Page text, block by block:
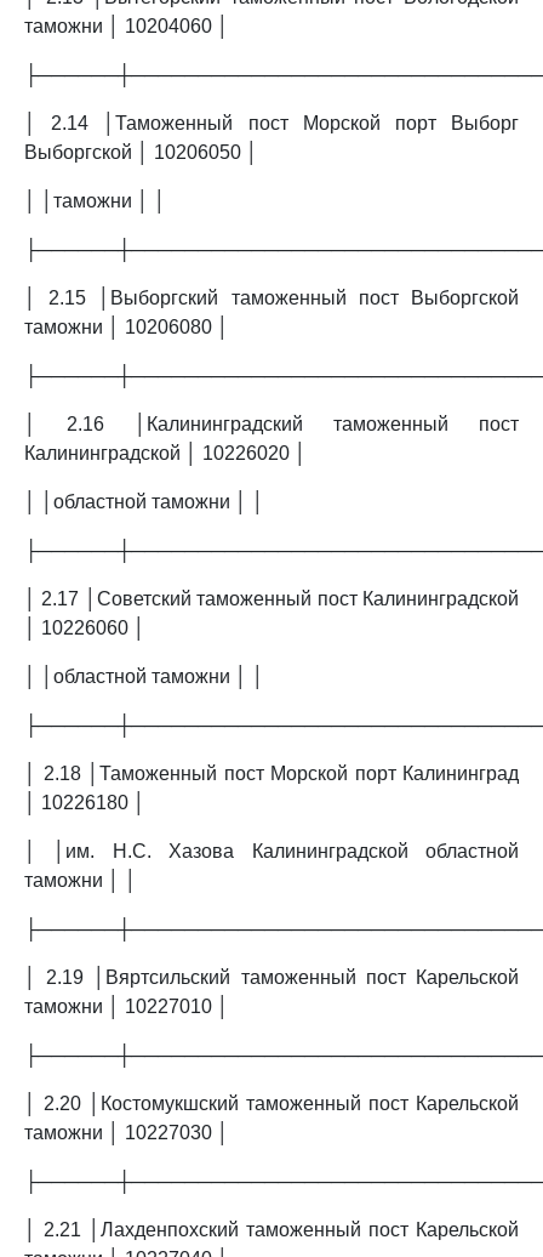
таможни │ 10204060 │
│ 2.14 │Таможенный пост Морской порт Выборг
Выборгской │ 10206050 │
│ │таможни │ │
│ 2.15 │Выборгский таможенный пост Выборгской
таможни │ 10206080 │
│ 2.16 │Калининградский таможенный пост
Калининградской │ 10226020 │
│ │областной таможни │ │
│ 2.17 │Советский таможенный пост Калининградской
│ 10226060 │
│ │областной таможни │ │
│ 2.18 │Таможенный пост Морской порт Калининград
│ 10226180 │
│ │им. Н.С. Хазова Калининградской областной
таможни │ │
│ 2.19 │Вяртсильский таможенный пост Карельской
таможни │ 10227010 │
│ 2.20 │Костомукшский таможенный пост Карельской
таможни │ 10227030 │
│ 2.21 │Лахденпохский таможенный пост Карельской